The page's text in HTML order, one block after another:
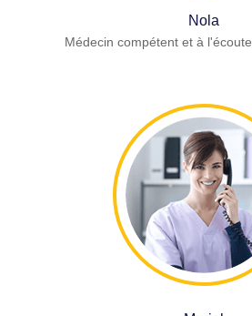
Nola
Médecin compétent et à